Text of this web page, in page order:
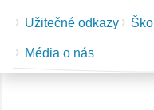
Užitečné odkazy
Média o nás